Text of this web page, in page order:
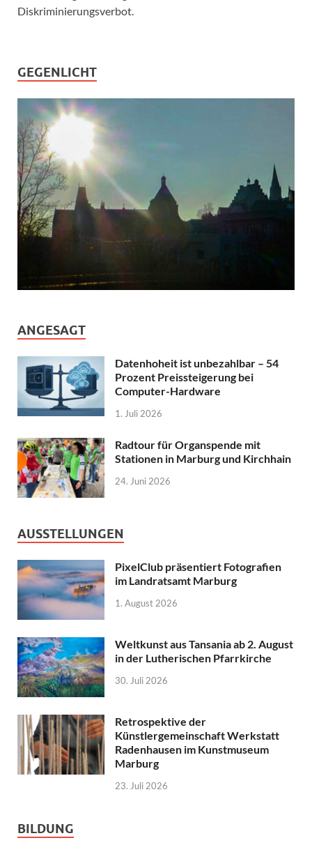
Diskriminierungsverbot.
GEGENLICHT
ANGESAGT
Datenhoheit ist unbezahlbar – 54
Prozent Preissteigerung bei
Computer-Hardware
1. Juli 2026
Radtour für Organspende mit
Stationen in Marburg und Kirchhain
24. Juni 2026
AUSSTELLUNGEN
PixelClub präsentiert Fotografien
im Landratsamt Marburg
1. August 2026
Weltkunst aus Tansania ab 2. August
in der Lutherischen Pfarrkirche
30. Juli 2026
Retrospektive der
Künstlergemeinschaft Werkstatt
Radenhausen im Kunstmuseum
Marburg
23. Juli 2026
BILDUNG